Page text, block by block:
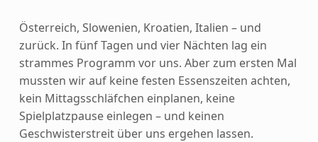
Österreich, Slowenien, Kroatien, Italien – und
zurück. In fünf Tagen und vier Nächten lag ein
strammes Programm vor uns. Aber zum ersten Mal
mussten wir auf keine festen Essenszeiten achten,
kein Mittagsschläfchen einplanen, keine
Spielplatzpause einlegen – und keinen
Geschwisterstreit über uns ergehen lassen.